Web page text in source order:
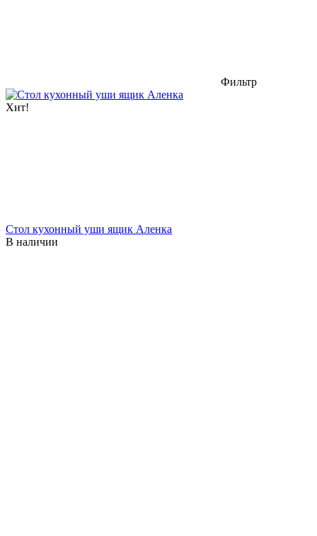
Фильтр
Хит!
Стол кухонный уши ящик Аленка
В наличии